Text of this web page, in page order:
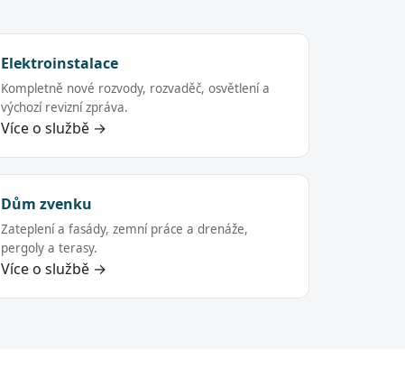
Elektroinstalace
Kompletně nové rozvody, rozvaděč, osvětlení a
výchozí revizní zpráva.
Více o službě →
Dům zvenku
Zateplení a fasády, zemní práce a drenáže,
pergoly a terasy.
Více o službě →